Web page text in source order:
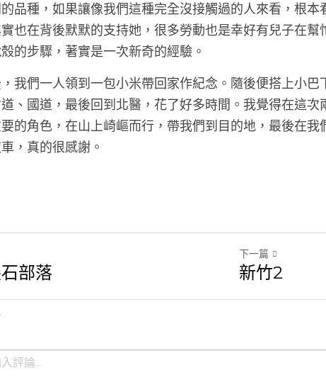
品種，如果讓像我們這種完全沒接觸過的人來看，根
也在背後默默的支持她，很多勞動也是幸好有兒子在
的步驟，著實是一次新奇的經驗。
我們一人領到一包小米帶回家作紀念。隨後便搭上小巴
、國道，最後回到北醫，花了好多時間。我覺得在這
的角色，在山上崎嶇而行，帶我們到目的地，最後在
，真的很感謝。
部落
下一篇
新竹2